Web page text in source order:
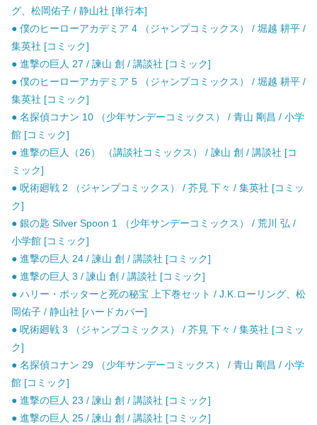
グ、松岡佑子 / 静山社 [単行本]
● 僕のヒーローアカデミア 4 （ジャンプコミックス） / 堀越 耕平 /
集英社 [コミック]
● 進撃の巨人 27 / 諫山 創 / 講談社 [コミック]
● 僕のヒーローアカデミア 5 （ジャンプコミックス） / 堀越 耕平 /
集英社 [コミック]
● 名探偵コナン 10 （少年サンデーコミックス） / 青山 剛昌 / 小学
館 [コミック]
● 進撃の巨人（26） （講談社コミックス） / 諫山 創 / 講談社 [コ
ミック]
● 呪術廻戦 2 （ジャンプコミックス） / 芥見 下々 / 集英社 [コミッ
ク]
● 銀の匙 Silver Spoon 1 （少年サンデーコミックス） / 荒川 弘 /
小学館 [コミック]
● 進撃の巨人 24 / 諫山 創 / 講談社 [コミック]
● 進撃の巨人 3 / 諫山 創 / 講談社 [コミック]
● ハリー・ポッターと死の秘宝 上下巻セット / J.K.ローリング、松
岡佑子 / 静山社 [ハードカバー]
● 呪術廻戦 3 （ジャンプコミックス） / 芥見 下々 / 集英社 [コミッ
ク]
● 名探偵コナン 29 （少年サンデーコミックス） / 青山 剛昌 / 小学
館 [コミック]
● 進撃の巨人 23 / 諫山 創 / 講談社 [コミック]
● 進撃の巨人 25 / 諫山 創 / 講談社 [コミック]